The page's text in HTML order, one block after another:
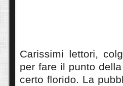
Carissimi lettori,
per fare il punto
certo florido. La